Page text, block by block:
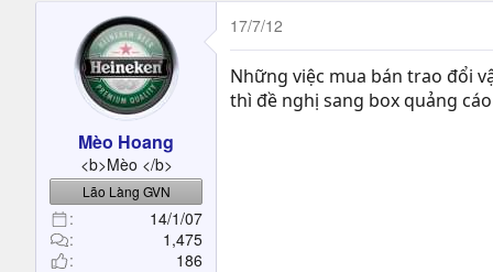
Mèo Hoang
<b>Mèo </b>
Lão Làng GVN
14/1/07
1,475
186
17/7/12
Những việc mua bán trao đổi
thì đề nghị sang box quảng